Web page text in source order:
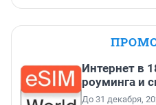
Интернет в
роуминга и
До 31 декабря,